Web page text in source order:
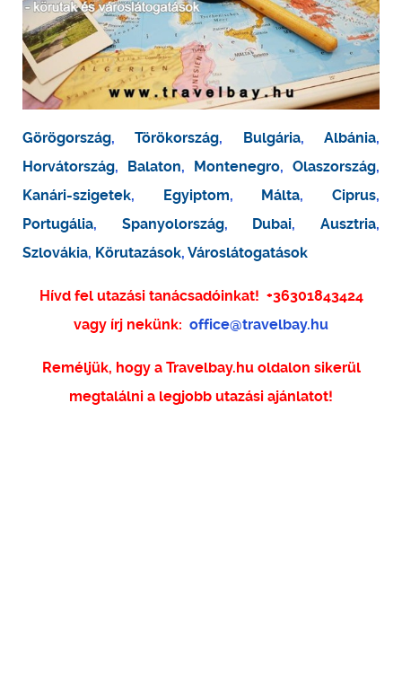
Görögország,Törökország, Bulgária,Albánia,
Horvátország, Balaton, Montenegro, Olaszország,
Kanári-szigetek, Egyiptom, Málta,Ciprus,
Portugália, Spanyolország, Dubai,Ausztria,
Szlovákia, Körutazások, Városlátogatások
Hívd fel utazási tanácsadóinkat! +36301843424
vagy írj nekünk: office@travelbay.hu
Reméljük, hogy a Travelbay.hu oldalon sikerül
megtalálni a legjobb utazási ajánlatot!